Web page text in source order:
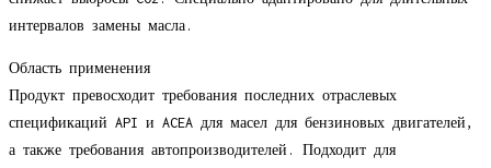
интервалов замены масла.
Область применения
Продукт превосходит требования последних отраслевых
спецификаций API и ACEA для масел для бензиновых двигателей,
а также требования автопроизводителей. Подходит для